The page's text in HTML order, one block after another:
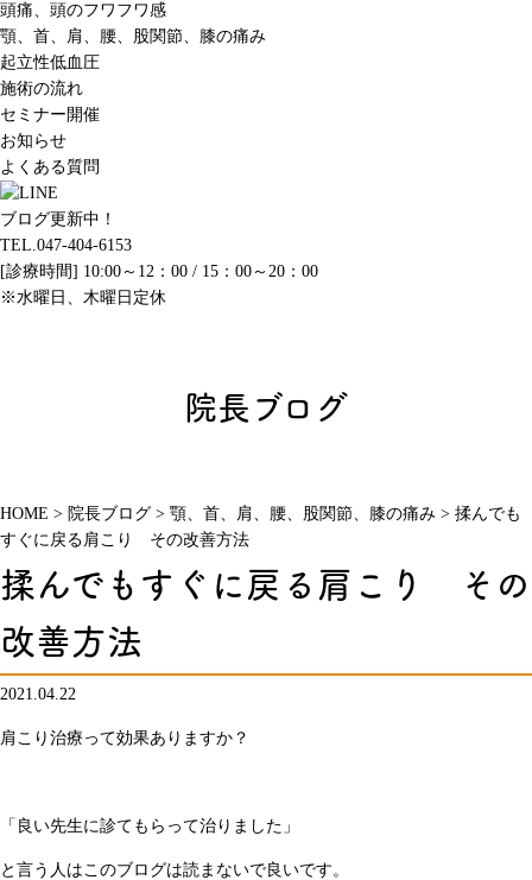
頭痛、頭のフワフワ感
顎、首、肩、腰、股関節、膝の痛み
起立性低血圧
施術の流れ
セミナー開催
お知らせ
よくある質問
ブログ更新中！
TEL.047-404-6153
[診療時間] 10:00～12：00 / 15：00～20：00
※水曜日、木曜日定休
院長ブログ
HOME > 院長ブログ > 顎、首、肩、腰、股関節、膝の痛み > 揉んでも
すぐに戻る肩こり その改善方法
揉んでもすぐに戻る肩こり その
改善方法
2021.04.22
肩こり治療って効果ありますか？
「良い先生に診てもらって治りました」
と言う人はこのブログは読まないで良いです。